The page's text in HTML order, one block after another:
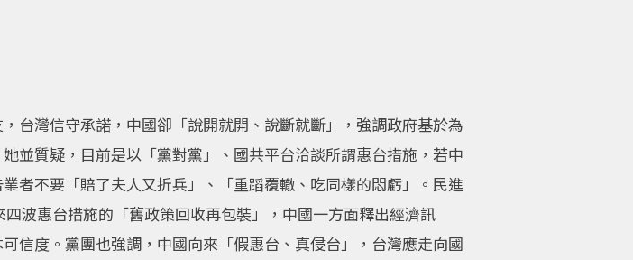
台灣信守承諾，中國卻「說開就開、說斷就斷」，強調政府基於為
並質疑，目前是以「黨對黨」、國共平台洽談所謂惠台措施，若中
者不要「賠了夫人又折兵」、「重蹈覆轍、吃同樣的悶虧」。民進
波惠台措施的「舊政策回收再包裝」，中國一方面釋出經濟訊
信度。黨團也強調，中國向來「假惠台、真侵台」，台灣應走向國